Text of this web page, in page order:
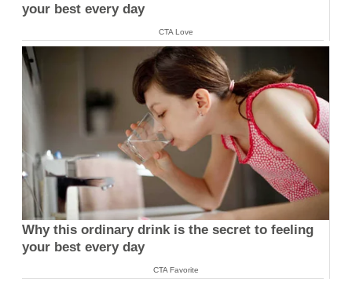
your best every day
CTA Love
Why this ordinary drink is the secret to feeling
your best every day
CTA Favorite